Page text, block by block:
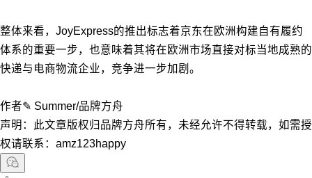
整体来看，JoyExpress的推出标志着京东在欧洲构建自有履约
体系的重要一步，也意味着其将在欧洲市场直接对标当地成熟的
快递与电商物流企业，竞争进一步加剧。
作者✎ Summer/品牌方舟
声明：此文章版权归品牌方舟所有，未经允许不得转载，如需授
权请联系：amz123happy